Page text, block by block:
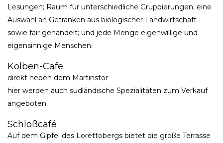
Lesungen; Raum für unterschiedliche Gruppierungen; eine
Auswahl an Getränken aus biologischer Landwirtschaft
sowie fair gehandelt; und jede Menge eigenwillige und
eigensinnige Menschen.
Kolben-Cafe
direkt neben dem Martinstor
hier werden auch südländische Spezialitäten zum Verkauf
angeboten
Schloßcafé
Auf dem Gipfel des Lorettobergs bietet die große Terrasse